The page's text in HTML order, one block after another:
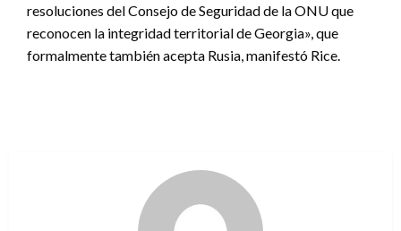
resoluciones del Consejo de Seguridad de la ONU que
reconocen la integridad territorial de Georgia», que
formalmente también acepta Rusia, manifestó Rice.